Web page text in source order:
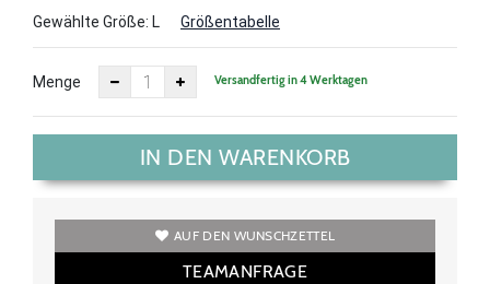
Gewählte Größe: L Größentabelle
Menge Versandfertig in 4 Werktagen
IN DEN WARENKORB
AUF DEN WUNSCHZETTEL
TEAMANFRAGE